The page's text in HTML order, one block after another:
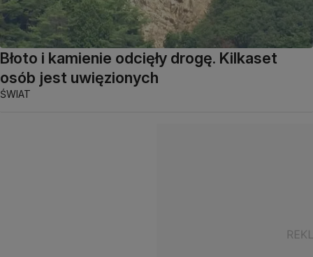
Błoto i kamienie odcięły drogę. Kilkaset
osób jest uwięzionych
ŚWIAT